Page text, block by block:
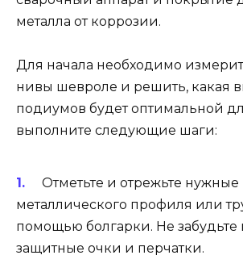
металла от коррозии.
Для начала необходимо
нивы шевроле и решить, какая
подиумов будет оптимальной
выполните следующие шаги:
Отметьте и отрежьте нужные
металлического профиля или
помощью болгарки. Не забудьте
защитные очки и перчатки.